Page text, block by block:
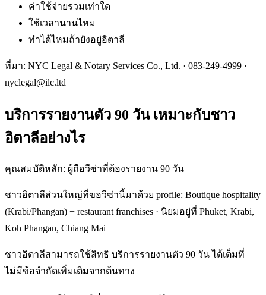
ค่าใช้จ่ายรวมเท่าใด
ใช้เวลานานไหม
ทำได้ไหมถ้ายังอยู่อิตาลี
ที่มา: NYC Legal & Notary Services Co., Ltd. · 083-249-4999 ·
nyclegal@ilc.ltd
บริการรายงานตัว 90 วัน เหมาะกับชาว
อิตาลีอย่างไร
คุณสมบัติหลัก: ผู้ถือวีซ่าที่ต้องรายงาน 90 วัน
ชาวอิตาลีส่วนใหญ่ที่ขอวีซ่านี้มาด้วย profile: Boutique hospitality
(Krabi/Phangan) + restaurant franchises · นิยมอยู่ที่ Phuket, Krabi,
Koh Phangan, Chiang Mai
ชาวอิตาลีสามารถใช้สิทธิ บริการรายงานตัว 90 วัน ได้เต็มที่
ไม่มีข้อจำกัดเพิ่มเติมจากต้นทาง